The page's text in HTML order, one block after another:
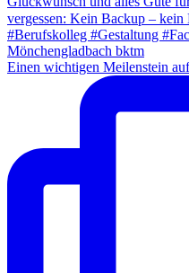
Einen wichtigen Meilenstein